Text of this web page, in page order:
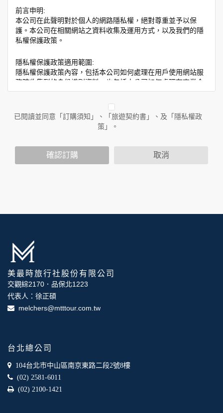
前言申明:
本公司在此聲明對於個人的網路隱私權，絕對尊重並予以保
護。本公司在相關網站之資料收集及運用方式，以及我們的隱
私權保護政策。
隱私權保護政策適用範圍:
隱私權保護政策內容，包括本公司如何處理在用戶使用網站服
務時收集到的身份識別資料，也包括本公司如何處理在商業合
作與本公司合作時分享的任何身份識別資料。隱私權保護政策
人員。例如您透過本公司旗下網站上的廣告廠商連結，這些置
放連結的廠商也可能蒐集您個人的資料。對於您主動提供的個
人資訊，這些廣告廠商或連結網站有其個別的隱私權保護政
您個人在本網站上的聊天室或討論區中任意公開個人資料的行
個人的資料，其範圍如下：
於一般瀏覽時，伺服器會自行記錄相關行徑，包括您使用連線
設備的 IP 位址、使用時間、使用的瀏覽器、瀏覽及點選資料記
錄等，做為我們增進網站服務的參考依據，此記錄為內部應
用，決不對外公布。
為提供精確的服務，我們會將收集的問卷調查內容進行統計與
分析，分析結果之統計數據或說明文字呈現，除供內部研究
人之資料。
在您於本網站註冊帳號、使用本網站相關產品、服務、活動或
贈獎時，本網站會收集您的個人識別資料，本網站也可以從商
業夥伴處取得個人資料。
身份證字號、電子郵件、出生日期、性別、行業等相關資料，
當您註冊成功，並登入使用我們的服務後，我們即取得您的資
已閱讀並同意「訂購須知」、「旅遊契約書」、及「隱私權政
策」。
確認訂購 取消
美最時旅行社股份有限公司
交觀綜2170．品保北1223
代表人：徐正碩
melchers@mtttour.com.tw
台北總公司
104台北市中山區南京東路二段2號8樓
(02) 2581-6011
(02) 2100-1421